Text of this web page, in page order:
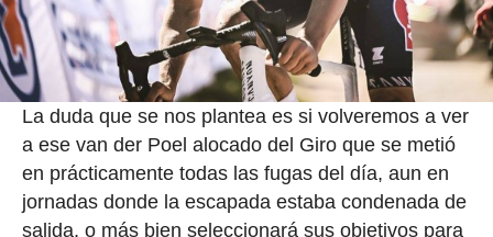
La duda que se nos plantea es si volveremos a ver
a ese van der Poel alocado del Giro que se metió
en prácticamente todas las fugas del día, aun en
jornadas donde la escapada estaba condenada de
salida, o más bien seleccionará sus objetivos para